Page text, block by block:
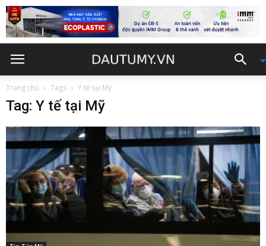
Trang chủ Tags Y tế tại Mỹ
Tag: Y tế tại Mỹ